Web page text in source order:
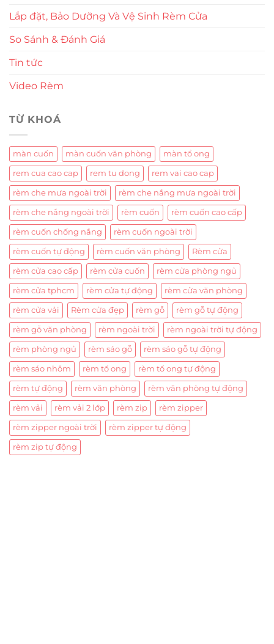
Lắp đặt, Bảo Dưỡng Và Vệ Sinh Rèm Cửa
So Sánh & Đánh Giá
Tin tức
Video Rèm
TỪ KHOÁ
màn cuốn màn cuốn văn phòng màn tổ ong
rem cua cao cap rem tu dong rem vai cao cap
rèm che mưa ngoài trời rèm che nắng mưa ngoài trời
rèm che nắng ngoài trời rèm cuốn rèm cuốn cao cấp
rèm cuốn chống nắng rèm cuốn ngoài trời
rèm cuốn tự động rèm cuốn văn phòng Rèm cửa
rèm cửa cao cấp rèm cửa cuốn rèm cửa phòng ngủ
rèm cửa tphcm rèm cửa tự động rèm cửa văn phòng
rèm cửa vải Rèm cửa đẹp rèm gỗ rèm gỗ tự động
rèm gỗ văn phòng rèm ngoài trời rèm ngoài trời tự động
rèm phòng ngủ rèm sáo gỗ rèm sáo gỗ tự động
rèm sáo nhôm rèm tổ ong rèm tổ ong tự động
rèm tự động rèm văn phòng rèm văn phòng tự động
rèm vải rèm vải 2 lớp rèm zip rèm zipper
rèm zipper ngoài trời rèm zipper tự động
rèm zip tự động